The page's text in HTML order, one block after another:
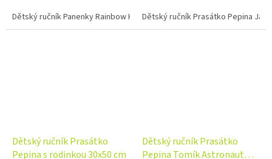
každodenní použití.
Dětský ručník Panenky Rainbow High Color Style 30x50 cm
100% bavlna.
Dětský ručník Prasátko Pepina
Dětský ručník Prasátko
Pepina s rodinkou 30x50 cm
Dětský ručník Prasátko
Pepina Tomík Astronaut